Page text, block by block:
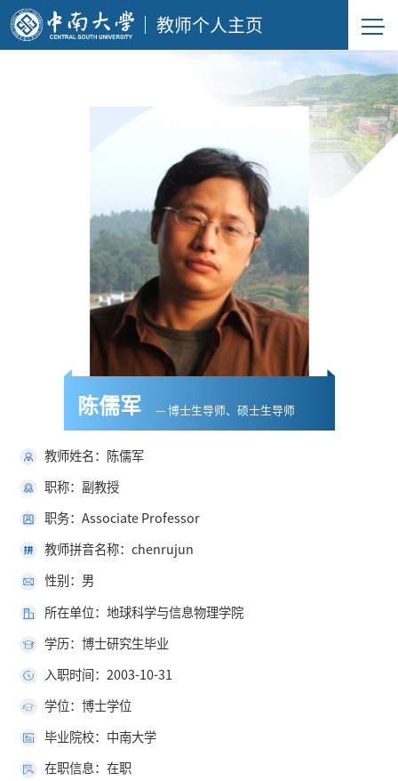
教师个人主页
陈儒军 — 博士生导师、硕士生导师
教师姓名：陈儒军
职称：副教授
职务：Associate Professor
教师拼音名称：chenrujun
性别：男
所在单位：地球科学与信息物理学院
学历：博士研究生毕业
入职时间：2003-10-31
学位：博士学位
毕业院校：中南大学
在职信息：在职